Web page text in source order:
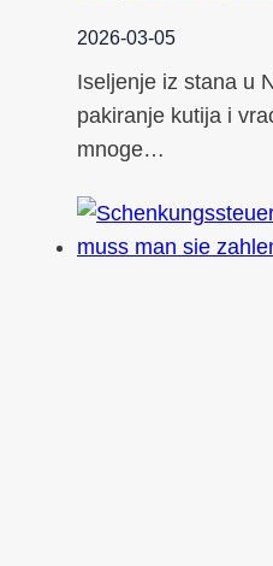
2026-03-05
Iseljenje iz stana u
pakiranje kutija i
mnoge…